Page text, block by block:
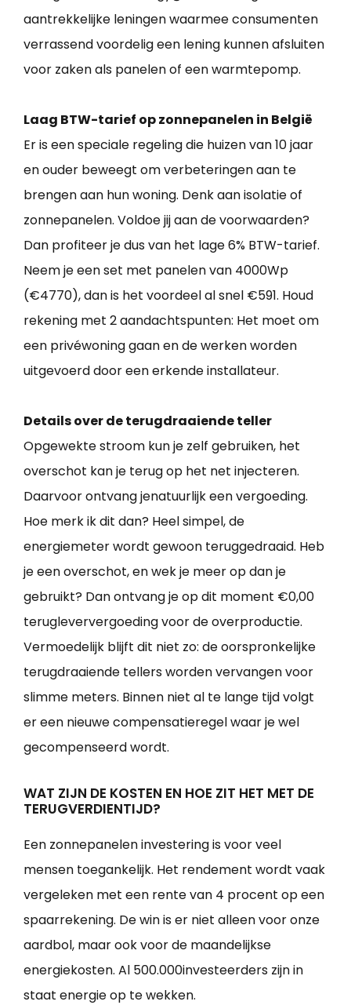
aantrekkelijke leningen waarmee consumenten
verrassend voordelig een lening kunnen afsluiten
voor zaken als panelen of een warmtepomp.
Laag BTW-tarief op zonnepanelen in België
Er is een speciale regeling die huizen van 10 jaar
en ouder beweegt om verbeteringen aan te
brengen aan hun woning. Denk aan isolatie of
zonnepanelen. Voldoe jij aan de voorwaarden?
Dan profiteer je dus van het lage 6% BTW-tarief.
Neem je een set met panelen van 4000Wp
(€4770), dan is het voordeel al snel €591. Houd
rekening met 2 aandachtspunten: Het moet om
een privéwoning gaan en de werken worden
uitgevoerd door een erkende installateur.
Details over de terugdraaiende teller
Opgewekte stroom kun je zelf gebruiken, het
overschot kan je terug op het net injecteren.
Daarvoor ontvang jenatuurlijk een vergoeding.
Hoe merk ik dit dan? Heel simpel, de
energiemeter wordt gewoon teruggedraaid. Heb
je een overschot, en wek je meer op dan je
gebruikt? Dan ontvang je op dit moment €0,00
terugleververgoeding voor de overproductie.
Vermoedelijk blijft dit niet zo: de oorspronkelijke
terugdraaiende tellers worden vervangen voor
slimme meters. Binnen niet al te lange tijd volgt
er een nieuwe compensatieregel waar je wel
gecompenseerd wordt.
WAT ZIJN DE KOSTEN EN HOE ZIT HET MET DE
TERUGVERDIENTIJD?
Een zonnepanelen investering is voor veel
mensen toegankelijk. Het rendement wordt vaak
vergeleken met een rente van 4 procent op een
spaarrekening. De win is er niet alleen voor onze
aardbol, maar ook voor de maandelijkse
energiekosten. Al 500.000investeerders zijn in
staat energie op te wekken.